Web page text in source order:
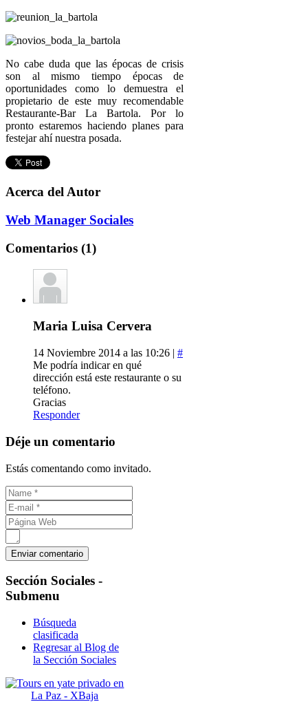
No cabe duda que las épocas de crisis
son al mismo tiempo épocas de
oportunidades como lo demuestra el
propietario de este muy recomendable
Restaurante-Bar La Bartola. Por lo
pronto estaremos haciendo planes para
festejar ahí nuestra posada.
Acerca del Autor
Web Manager Sociales
Comentarios (1)
Maria Luisa Cervera
14 Noviembre 2014 a las 10:26 | #
Me podría indicar en qué
dirección está este restaurante o su
teléfono.
Gracias
Responder
Déje un comentario
Estás comentando como invitado.
Sección Sociales -
Submenu
Búsqueda
clasificada
Regresar al Blog de
la Sección Sociales